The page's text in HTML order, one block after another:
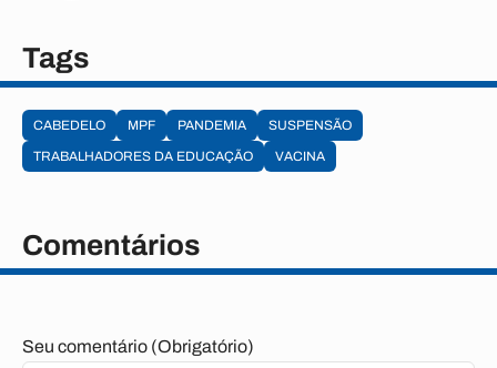
Tags
CABEDELO MPF PANDEMIA
SUSPENSÃO
TRABALHADORES DA EDUCAÇÃO
VACINA
Comentários
Seu comentário (Obrigatório)